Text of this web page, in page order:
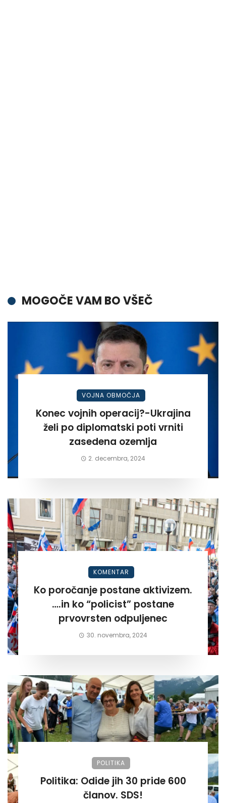
MOGOČE VAM BO VŠEČ
VOJNA OBMOČJA
Konec vojnih operacij?-Ukrajina
želi po diplomatski poti vrniti
zasedena ozemlja
2. decembra, 2024
KOMENTAR
Ko poročanje postane aktivizem.
….in ko “policist” postane
prvovrsten odpuljenec
30. novembra, 2024
POLITIKA
Politika: Odide jih 30 pride 600
članov. SDS!